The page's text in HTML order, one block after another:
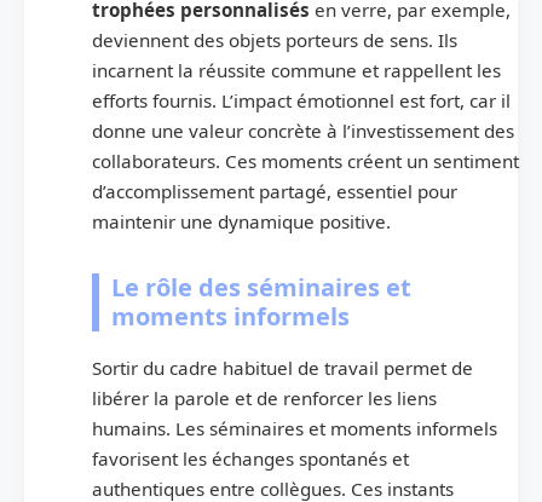
trophées personnalisés en verre, par exemple,
deviennent des objets porteurs de sens. Ils
incarnent la réussite commune et rappellent les
efforts fournis. L’impact émotionnel est fort, car il
donne une valeur concrète à l’investissement des
collaborateurs. Ces moments créent un sentiment
d’accomplissement partagé, essentiel pour
maintenir une dynamique positive.
Le rôle des séminaires et
moments informels
Sortir du cadre habituel de travail permet de
libérer la parole et de renforcer les liens
humains. Les séminaires et moments informels
favorisent les échanges spontanés et
authentiques entre collègues. Ces instants